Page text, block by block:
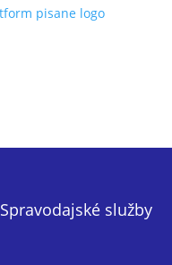
Spravodajské služby